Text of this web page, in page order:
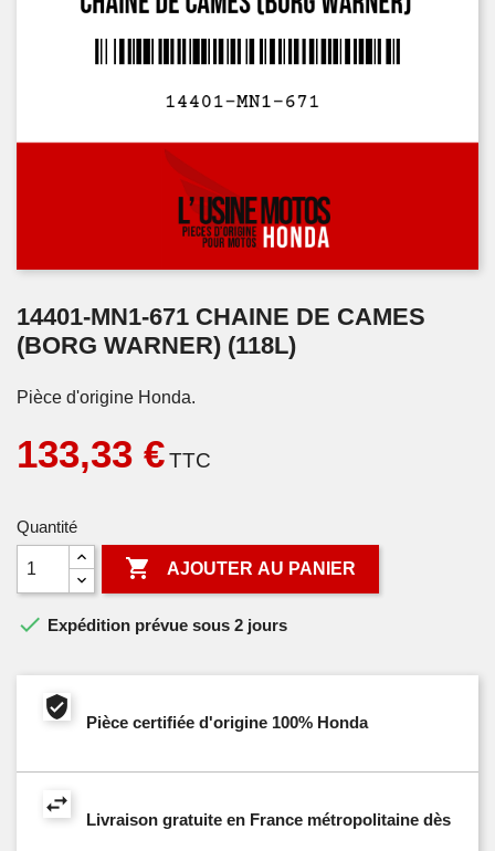
14401-MN1-671 CHAINE DE CAMES
(BORG WARNER) (118L)
Pièce d'origine Honda.
133,33 €TTC
Quantité
 AJOUTER AU PANIER
 Expédition prévue sous 2 jours
Pièce certifiée d'origine 100% Honda
Livraison gratuite en France métropolitaine dès